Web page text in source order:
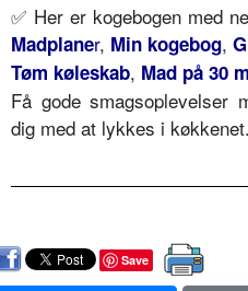
✅ Her er kogebogen med
Madplaner, Min kogebog,
Tøm køleskab, Mad på 30
Få gode smagsoplevelser
dig med at lykkes i køkkenet.
Save